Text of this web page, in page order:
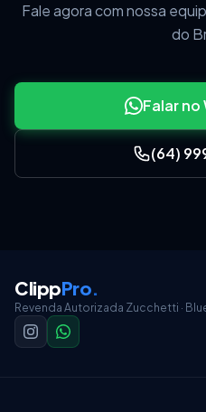
Fale agora com nossa
do
Falar
(64)
ClippPro.
Revenda Autorizada Zucchetti ·